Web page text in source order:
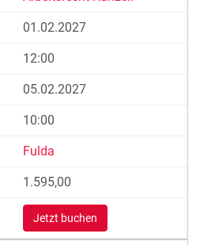
01.02.2027
12:00
05.02.2027
10:00
Fulda
1.595,00
Jetzt buchen